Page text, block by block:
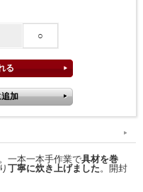
○
一本一本手作業で具材を巻
丁寧に炊き上げました。開封